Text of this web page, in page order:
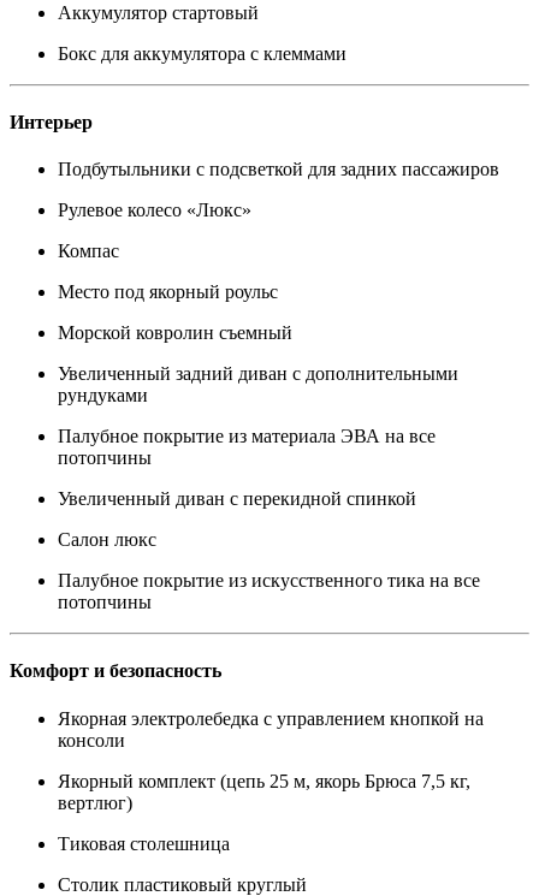
Аккумулятор стартовый
Бокс для аккумулятора с клеммами
Интерьер
Подбутыльники с подсветкой для задних пассажиров
Рулевое колесо «Люкс»
Компас
Место под якорный роульс
Морской ковролин съемный
Увеличенный задний диван с дополнительными
рундуками
Палубное покрытие из материала ЭВА на все
потопчины
Увеличенный диван с перекидной спинкой
Салон люкс
Палубное покрытие из искусственного тика на все
потопчины
Комфорт и безопасность
Якорная электролебедка с управлением кнопкой на
консоли
Якорный комплект (цепь 25 м, якорь Брюса 7,5 кг,
вертлюг)
Тиковая столешница
Столик пластиковый круглый